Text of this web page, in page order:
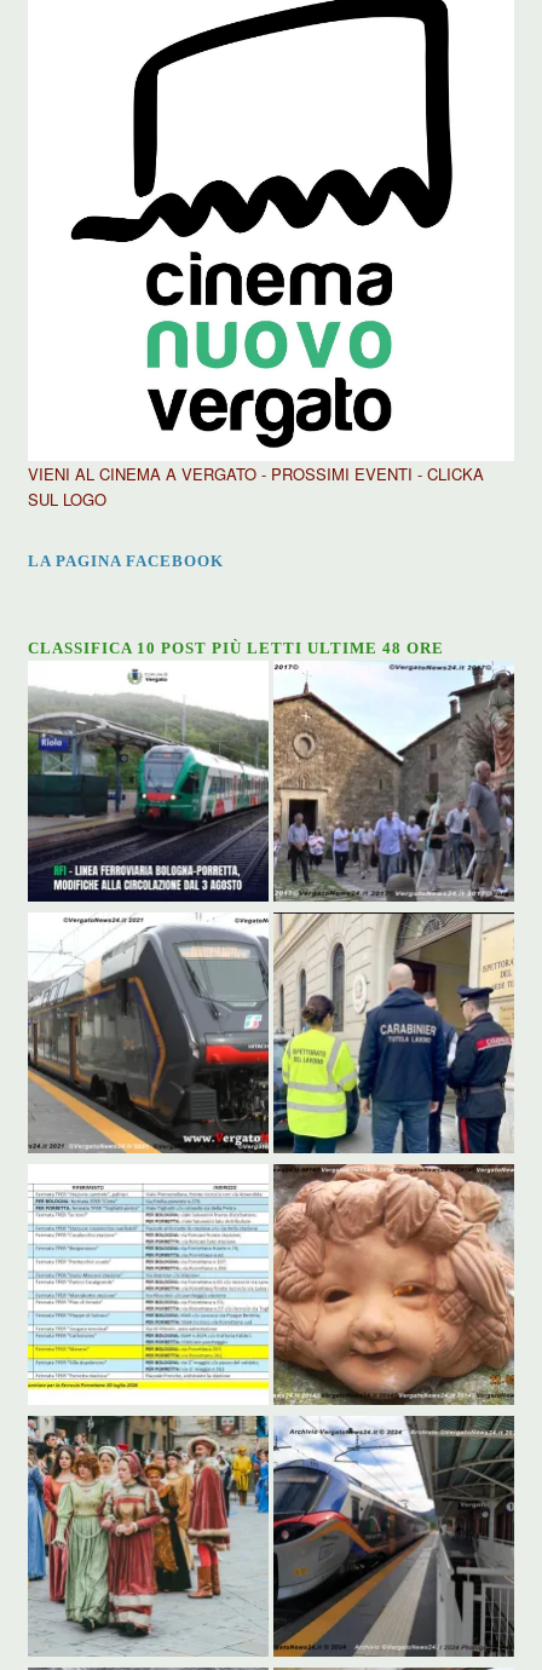
VIENI AL CINEMA A VERGATO - PROSSIMI EVENTI - CLICKA
SUL LOGO
LA PAGINA FACEBOOK
CLASSIFICA 10 POST PIÙ LETTI ULTIME 48 ORE